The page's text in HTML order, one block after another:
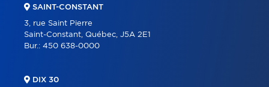
SAINT-CONSTANT
3, rue Saint Pierre
Saint-Constant, Québec, J5A 2E1
Bur.: 450 638-0000
DIX 30